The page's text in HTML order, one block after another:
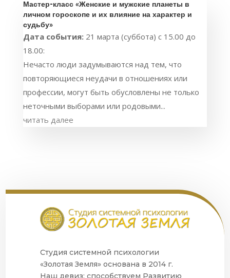
Мастер-класс «Женские и мужские планеты в
личном гороскопе и их влияние на характер и
судьбу»
Дата события: 21 марта (суббота) с 15.00 до
18.00:
Нечасто люди задумываются над тем, что
повторяющиеся неудачи в отношениях или
профессии, могут быть обусловлены не только
неточными выборами или родовыми...
читать далее
Студия системной психологии
«Золотая Земля» основана в 2014 г.
Наш девиз: способствуем Развитию